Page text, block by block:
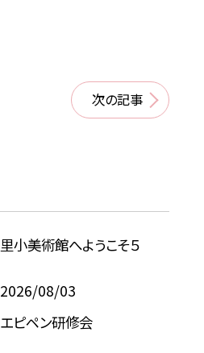
次の記事
里小美術館へようこそ５
2026/08/03
エピペン研修会